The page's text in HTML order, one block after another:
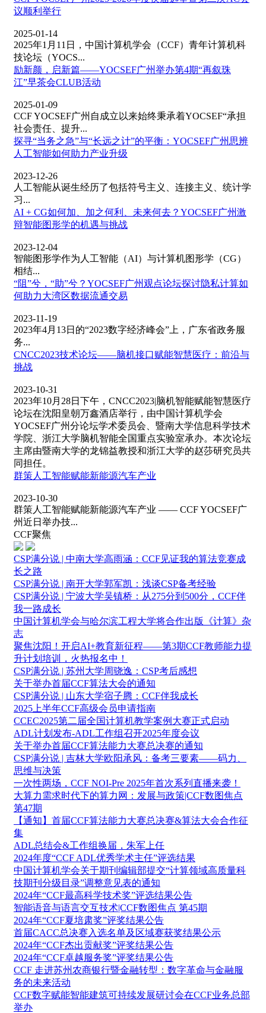
议顺利举行
2025-01-14
2025年1月11日，中国计算机学会（CCF）青年计算机科
技论坛（YOCS...
励新颜，启新篇——YOCSEF广州举办第4期“再叙珠
江”早茶会CLUB活动
2025-01-09
CCF YOCSEF广州自成立以来始终秉承着YOCSEF“承担
社会责任、提升...
探寻“当务之急”与“长远之计”的平衡：YOCSEF广州思辨
人工智能如何助力产业升级
2023-12-26
人工智能从诞生经历了包括符号主义、连接主义、统计学
习...
AI + CG如何加、加之何利、未来何去？YOCSEF广州激
辩智能图形学的机遇与挑战
2023-12-04
智能图形学作为人工智能（AI）与计算机图形学（CG）
相结...
“阻”兮，“助”兮？YOCSEF广州观点论坛探讨隐私计算如
何助力大湾区数据流通交易
2023-11-19
2023年4月13日的“2023数字经济峰会”上，广东省政务服
务...
CNCC2023技术论坛——脑机接口赋能智慧医疗：前沿与
挑战
2023-10-31
2023年10月28日下午，CNCC2023|脑机智能赋能智慧医疗
论坛在沈阳皇朝万鑫酒店举行，由中国计算机学会
YOCSEF广州分论坛学术委员会、暨南大学信息科学技术
学院、浙江大学脑机智能全国重点实验室承办。本次论坛
主席由暨南大学的龙锦益教授和浙江大学的赵莎研究员共
同担任。
群策人工智能赋能新能源汽车产业
2023-10-30
群策人工智能赋能新能源汽车产业 —— CCF YOCSEF广
州近日举办技...
CCF聚焦
CSP满分说 | 中南大学高雨涵：CCF见证我的算法竞赛成
长之路
CSP满分说 | 南开大学郭军凯：浅谈CSP备考经验
CSP满分说 | 宁波大学吴镇桥：从275分到500分，CCF伴
我一路成长
中国计算机学会与哈尔滨工程大学将合作出版《计算》杂
志
聚焦沈阳！开启AI+教育新征程——第3期CCF教师能力提
升计划培训，火热报名中！
CSP满分说 | 苏州大学周骁逸：CSP考后感想
关于举办首届CCF算法大会的通知
CSP满分说 | 山东大学宿子腾：CCF伴我成长
2025上半年CCF高级会员申请指南
CCEC2025第二届全国计算机教学案例大赛正式启动
ADL计划发布-ADL工作组召开2025年度会议
关于举办首届CCF算法能力大赛总决赛的通知
CSP满分说 | 吉林大学欧阳承风：备考三要素——码力、
思维与决策
一次性两场，CCF NOI-Pre 2025年首次系列直播来袭！
大算力需求时代下的算力网：发展与政策|CCF数图焦点
第47期
【通知】首届CCF算法能力大赛总决赛&算法大会合作征
集
ADL总结会&工作组换届，朱军上任
2024年度“CCF ADL优秀学术主任”评选结果
中国计算机学会关于期刊编辑部提交“计算领域高质量科
技期刊分级目录”调整意见表的通知
2024年“CCF最高科学技术奖”评选结果公告
智能语音与语言交互技术|CCF数图焦点 第45期
2024年“CCF夏培肃奖”评奖结果公告
首届CACC总决赛入选名单及区域赛获奖结果公示
2024年“CCF杰出贡献奖”评奖结果公告
2024年“CCF卓越服务奖”评奖结果公告
CCF 走进苏州农商银行暨金融转型：数字革命与金融服
务的未来活动
CCF数字赋能智能建筑可持续发展研讨会在CCF业务总部
举办